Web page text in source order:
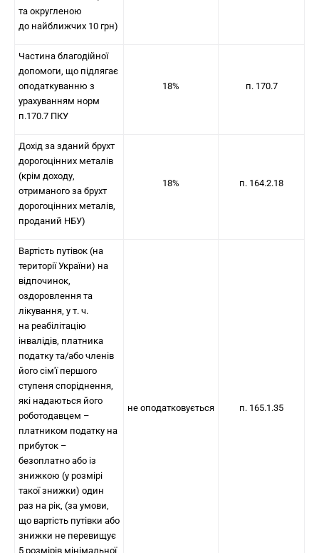
та округленою
до найближчих 10 грн)
Частина благодійної
допомоги, що підлягає
оподаткуванню з
урахуванням норм
п.170.7 ПКУ
18% п. 170.7
Дохід за зданий брухт
дорогоцінних металів
(крім доходу,
отриманого за брухт
дорогоцінних металів,
проданий НБУ)
18% п. 164.2.18
Вартість путівок (на
території України) на
відпочинок,
оздоровлення та
лікування, у т. ч.
на реабілітацію
інвалідів, платника
податку та/або членів
його сім'ї першого
ступеня споріднення,
які надаються його
роботодавцем –
платником податку на
прибуток –
безоплатно або із
знижкою (у розмірі
такої знижки) один
раз на рік, (за умови,
що вартість путівки або
знижки не перевищує
5 розмірів мінімальної
не оподатковується п. 165.1.35